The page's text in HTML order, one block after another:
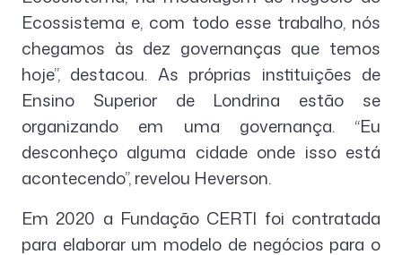
Ecossistema e, com todo esse trabalho, nós
chegamos às dez governanças que temos
hoje”, destacou. As próprias instituições de
Ensino Superior de Londrina estão se
organizando em uma governança. “Eu
desconheço alguma cidade onde isso está
acontecendo”, revelou Heverson.
Em 2020 a Fundação CERTI foi contratada
para elaborar um modelo de negócios para o